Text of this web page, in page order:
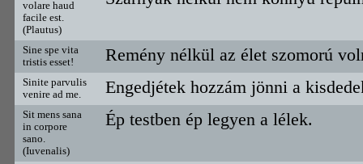
volare haud
facile est.
(Plautus)
Sine spe vita
tristis esset!
Remény nélkül az élet szomorú
Sinite parvulis
venire ad me.
Engedjétek hozzám jönni a
Sit mens sana
in corpore
sano.
(Iuvenalis)
Ép testben ép legyen a lélek.